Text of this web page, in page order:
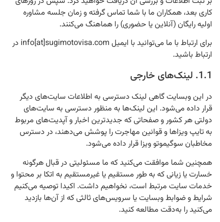
کاری بعد، همکاران ما با شما تماس گرفته و زمان جلسه مشاوره
اولیه رایگان (آنلاین یا حضوری) را هماهنگ می‌کنند.
برای ارتباط با ما می‌توانید با ایمیل info[at]sugimotovisa.com در
ارتباط باشید.
1.1. لینک‌های خارجی
در این وبسایت گاهی لینک دسترسی به اطلاعات سایت‌های دیگر
قرار داده می‌شود. این لینک‌ها به منظور دسترسی به سایت‌های
دولتی هر کشور و صفحاتی که جدیدترین اخبار و آپدیت‌های مربوط
به تایپ ویزاها و قوانین مهاجرت را پوشش می‌دهند، در دسترس
مخاطبان سوگیموتو ویزا قرار داده می‌شود.
همچنین شما موافقت می‌کنید که ما مسئولیتی در قبال هرگونه
خسارت یا زیانی که به طور مستقیم یا غیرمستقیم به اتکا بر محتوا و
خدمات سایت مرتبط است، نخواهیم داشت. اکیدا توصیه می‌کنیم
شرایط و ضوابط وبسایت یا سرویس‌های ثالثی که از آن‌ها بازدید
می‌کنید را به‌دقت مطالعه کنید.